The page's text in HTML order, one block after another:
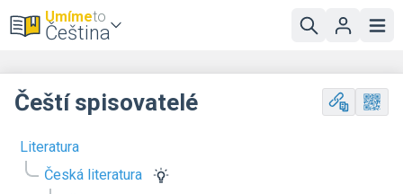
Umímeto
Čeština
Literatura
Česká literatura
Čeští spisovatelé